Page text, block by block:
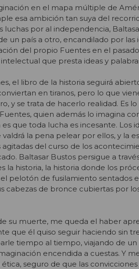
en el mapa múltiple de
esa ambición tan suya del
luchas por al independencia,
un país a otro, encandilado por
del propio Fuentes en el
que presta ideas y
el libro de la historia seguirá
en tiranos, pero lo que
y se trata de hacerlo realidad. Es
quien además lo imagina
que toda lucha es incesante. Los
la pena pelear por ellos, y la
del curso de los
Baltasar Bustos persigue a
la historia, la historia donde los
pelotón de fusilamiento sentados
cabezas de bronce cubiertas por
su muerte, me queda el haber
que él quiso seguir haciendo sin
tiempo al tiempo, viajando de
encendida a cuestas. Y
seguro de que las